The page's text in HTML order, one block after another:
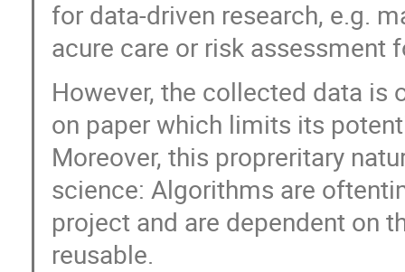
for data-driven research, e.g.
acure care or risk assessment
However, the collected data is
on paper which limits its
Moreover, this propreritary
science: Algorithms are
project and are dependent on
reusable.